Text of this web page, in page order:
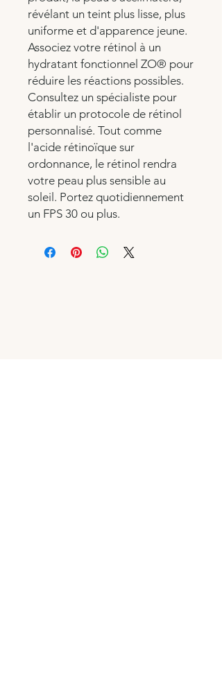
révélant un teint plus lisse, plus
uniforme et d'apparence jeune.
Associez votre rétinol à un
hydratant fonctionnel ZO® pour
réduire les réactions possibles.
Consultez un spécialiste pour
établir un protocole de rétinol
personnalisé. Tout comme
l'acide rétinoïque sur
ordonnance, le rétinol rendra
votre peau plus sensible au
soleil. Portez quotidiennement
un FPS 30 ou plus.